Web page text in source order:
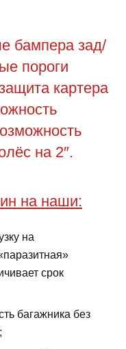
бампера зад/
пороги
картера
на 2″.
на наши:
на
срок
багажника без